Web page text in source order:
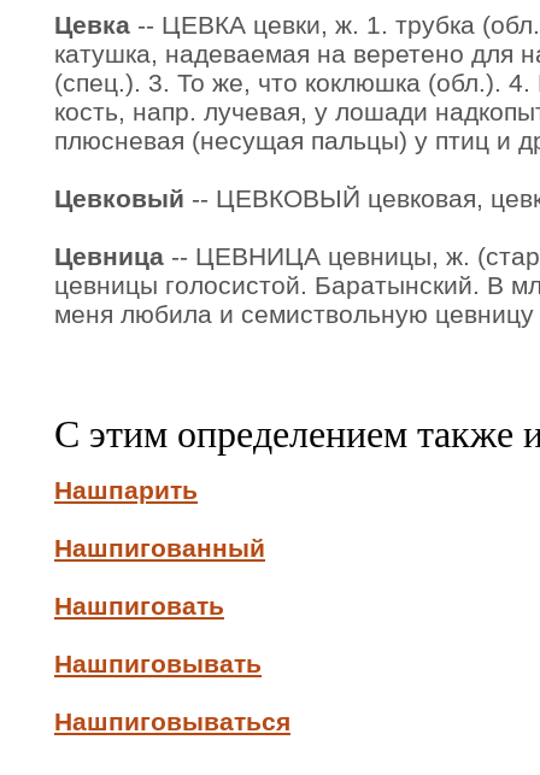
Цевка -- ЦЕВКА цевки, ж. 1. трубка
катушка, надеваемая на веретено для
(спец.). 3. То же, что коклюшка (обл.).
кость, напр. лучевая, у лошади
плюсневая (несущая пальцы) у птиц и
Цевковый -- ЦЕВКОВЫЙ цевковая,
Цевница -- ЦЕВНИЦА цевницы, ж.
цевницы голосистой. Баратынский. В
меня любила и семиствольную
С этим определением также
Нашпарить
Нашпигованный
Нашпиговать
Нашпиговывать
Нашпиговываться